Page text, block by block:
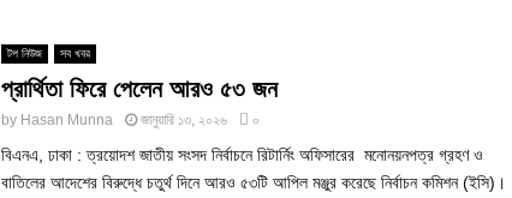
টপ নিউজ সব খবর
প্রার্থিতা ফিরে পেলেন আরও ৫৩ জন
by Hasan Munna জানুয়ারি ১৩, ২০২৬ ০
বিএনএ, ঢাকা : ত্রয়োদশ জাতীয় সংসদ নির্বাচনে রিটার্নিং অফিসারের মনোনয়নপত্র গ্রহণ ও
বাতিলের আদেশের বিরুদ্ধে চতুর্থ দিনে আরও ৫৩টি আপিল মঞ্জুর করেছে নির্বাচন কমিশন (ইসি)।